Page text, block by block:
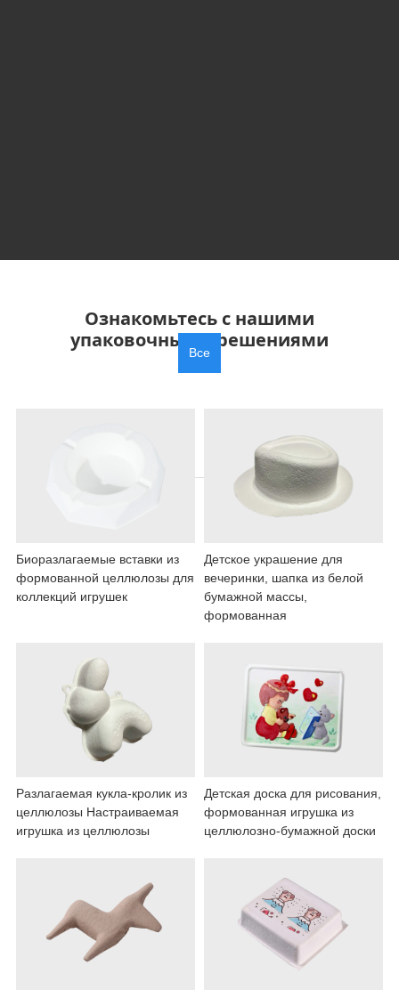
Ознакомьтесь с нашими
упаковочными решениями
Все
Биоразлагаемые вставки из
формованной целлюлозы для
коллекций игрушек
Детское украшение для
вечеринки, шапка из белой
бумажной массы,
формованная
Разлагаемая кукла-кролик из
целлюлозы Настраиваемая
игрушка из целлюлозы
Детская доска для рисования,
формованная игрушка из
целлюлозно-бумажной доски